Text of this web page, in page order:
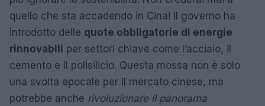
quello che sta accadendo in Cina! Il governo ha
introdotto delle quote obbligatorie di energie
rinnovabili per settori chiave come l’acciaio, il
cemento e il polisilicio. Questa mossa non è solo
una svolta epocale per il mercato cinese, ma
potrebbe anche rivoluzionare il panorama